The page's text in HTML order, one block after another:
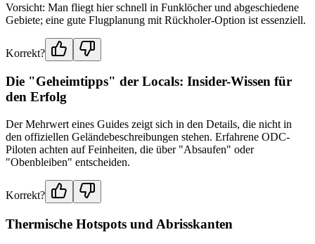
Vorsicht: Man fliegt hier schnell in Funklöcher und abgeschiedene
Gebiete; eine gute Flugplanung mit Rückholer-Option ist essenziell.
Korrekt?
Die "Geheimtipps" der Locals: Insider-Wissen für
den Erfolg
Der Mehrwert eines Guides zeigt sich in den Details, die nicht in
den offiziellen Geländebeschreibungen stehen. Erfahrene ODC-
Piloten achten auf Feinheiten, die über "Absaufen" oder
"Obenbleiben" entscheiden.
Korrekt?
Thermische Hotspots und Abrisskanten